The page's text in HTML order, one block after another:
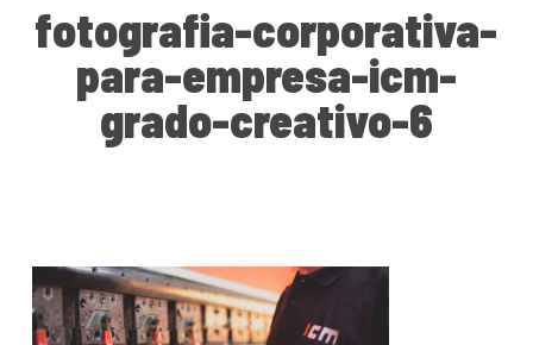
fotografia-corporativa-
para-empresa-icm-
grado-creativo-6